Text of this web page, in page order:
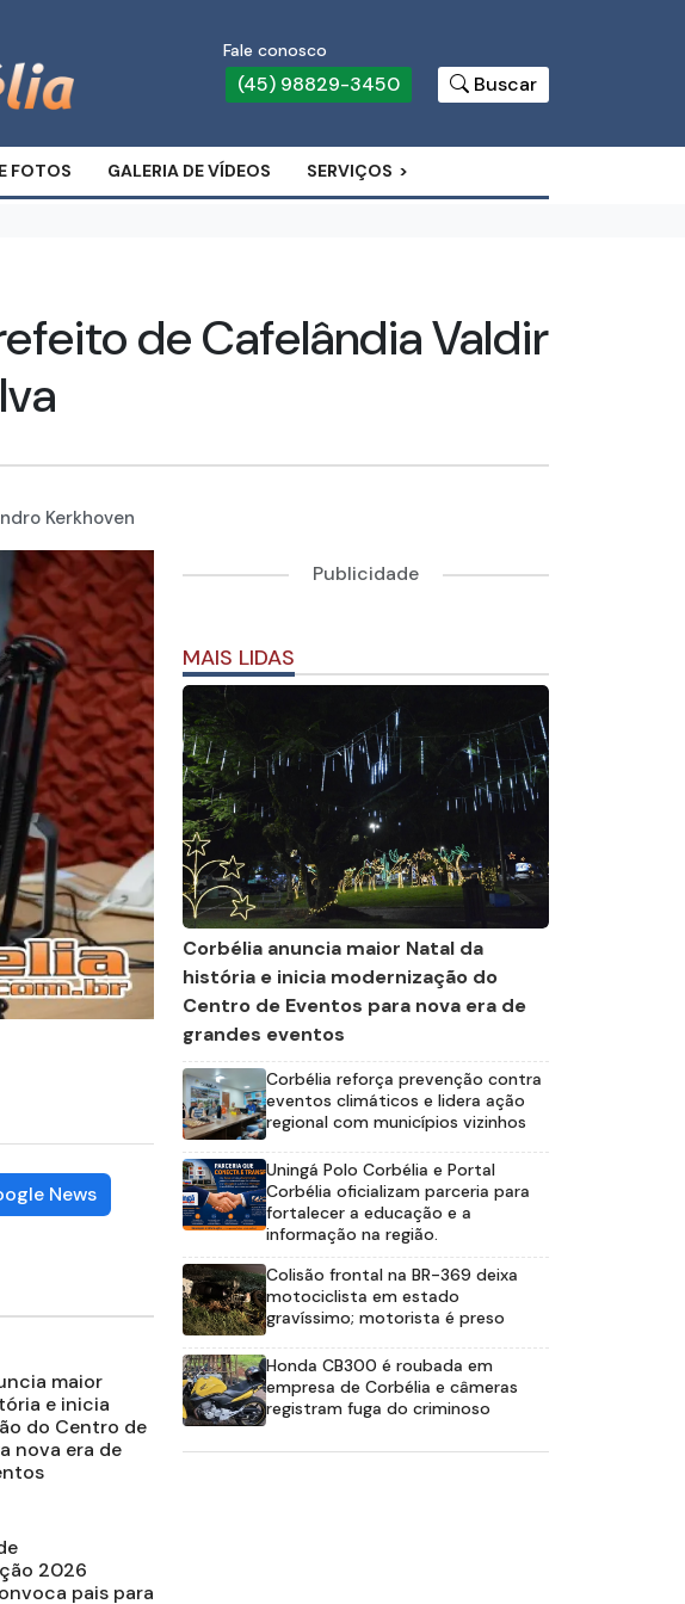
Fale conosco
(45) 98829-3450 Buscar
FOTOS GALERIA DE VÍDEOS SERVIÇOS
de Cafelândia Valdir
Kerkhoven
News
maior
e inicia
do Centro de
nova era de
2026
pais para
Publicidade
MAIS LIDAS
Corbélia anuncia maior Natal da
história e inicia modernização do
Centro de Eventos para nova era de
grandes eventos
Corbélia reforça prevenção contra
eventos climáticos e lidera ação
regional com municípios vizinhos
Uningá Polo Corbélia e Portal
Corbélia oficializam parceria para
fortalecer a educação e a
informação na região.
Colisão frontal na BR-369 deixa
motociclista em estado
gravíssimo; motorista é preso
Honda CB300 é roubada em
empresa de Corbélia e câmeras
registram fuga do criminoso